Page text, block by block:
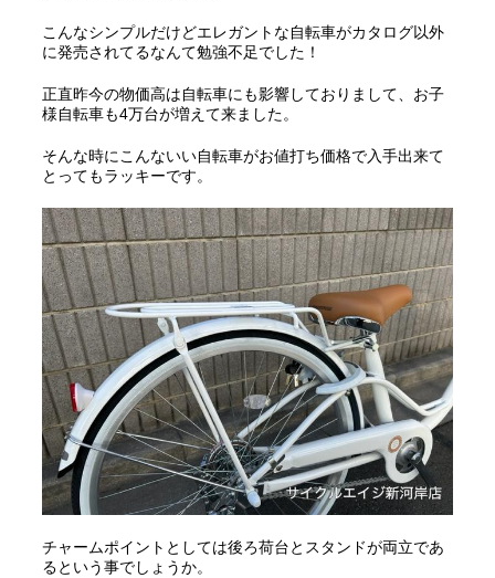
こんなシンプルだけどエレガントな自転車がカタログ以外
に発売されてるなんて勉強不足でした！
正直昨今の物価高は自転車にも影響しておりまして、お子
様自転車も4万台が増えて来ました。
そんな時にこんないい自転車がお値打ち価格で入手出来て
とってもラッキーです。
チャームポイントとしては後ろ荷台とスタンドが両立であ
るという事でしょうか。